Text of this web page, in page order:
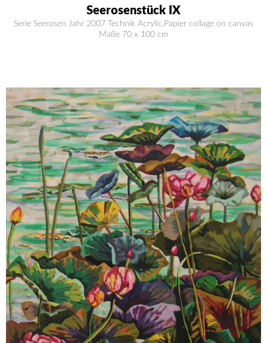
Seerosenstück IX
Serie Seerosen Jahr 2007 Technik Acrylic,Papier collage on canvas
Maße 70 x 100 cm